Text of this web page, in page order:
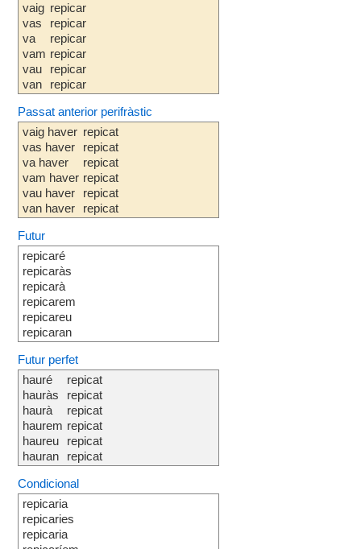
vaig
vas
va
vam
vau
van
repicar
repicar
repicar
repicar
repicar
repicar
Passat anterior perifràstic
vaig haver
vas haver
va haver
vam haver
vau haver
van haver
repicat
repicat
repicat
repicat
repicat
repicat
Futur
repicaré
repicaràs
repicarà
repicarem
repicareu
repicaran
Futur perfet
hauré
hauràs
haurà
haurem
haureu
hauran
repicat
repicat
repicat
repicat
repicat
repicat
Condicional
repicaria
repicaries
repicaria